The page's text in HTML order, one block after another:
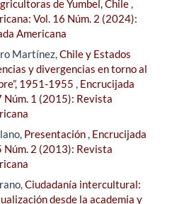
de Yumbel, Chile,
Vol. 16 Núm. 2 (2024):
Americana
Martínez,Chile y Estados
y divergencias en torno al
1951-1955 , Encrucijada
Núm. 1 (2015): Revista
Presentación, Encrucijada
Núm. 2 (2013): Revista
Ciudadanía intercultural:
desde la academia y